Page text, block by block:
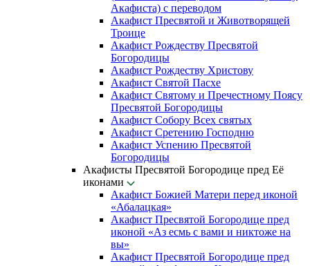
Акафиста) с переводом
Акафист Пресвятой и Животворящей
Троице
Акафист Рождеству Пресвятой
Богородицы
Акафист Рождеству Христову
Акафист Святой Пасхе
Акафист Святому и Пречестному Поясу
Пресвятой Богородицы
Акафист Собору Всех святых
Акафист Сретению Господню
Акафист Успению Пресвятой
Богородицы
Акафисты Пресвятой Богородице пред Её
иконами
Акафист Божией Матери перед иконой
«Абалацкая»
Акафист Пресвятой Богородице пред
иконой «Аз есмь с вами и никтоже на
вы»
Акафист Пресвятой Богородице пред